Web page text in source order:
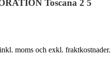
Toscana 2 5
moms och exkl. fraktkostnader.